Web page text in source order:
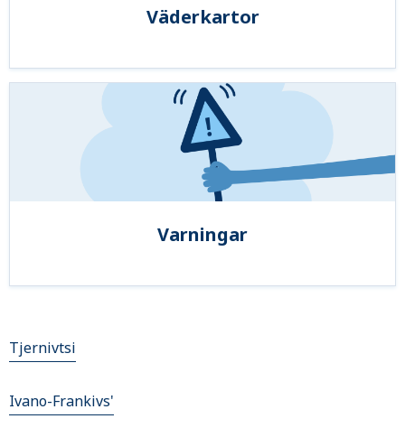
Väderkartor
Varningar
Tjernivtsi
Ivano-Frankivs'